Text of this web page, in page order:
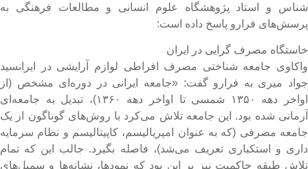
و استاد پژوهشگاه علوم انسانی و مطالعات فرهنگی به
فرارو پاسخ داده است:
مصرف گرایی در ایران
جامعه شناختی مصرف افراطی لوازم آرایشی در ایرانسید
میری به فرارو گفت: «جامعه ایرانی در دوره‌ای مشخص (از
اواخر دهه ۱۳۵۰ شمسی تا اواخر دهه ۱۳۶۰)، تبدیل به جامعه‌ای
شده بود. این جامعه تلاش می‌کرد با روش‌های گوناگون از یک
مصرفی (که به عنوان امپریالیسم، کاپیتالیسم و نظام سرمایه
و استکباری تعریف می‌شد)، فاصله بگیرد. جالب این که تمام
طبقه حاکمیت نیز بر این بود که نمودها، نشانه‌ها و سمبل‌های